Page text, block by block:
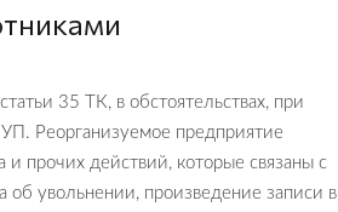
35 ТК, в обстоятельствах, при
Реорганизуемое предприятие
прочих действий, которые связаны с
об увольнении, произведение записи в